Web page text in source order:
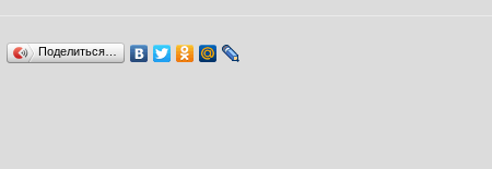
Поделиться…